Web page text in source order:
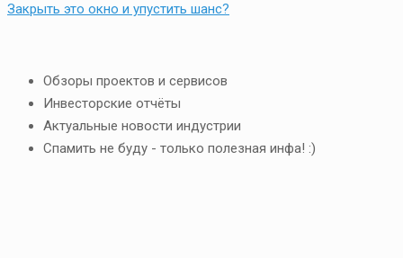
Закрыть это окно и упустить шанс?
Обзоры проектов и сервисов
Инвесторские отчёты
Актуальные новости индустрии
Спамить не буду - только полезная инфа! :)